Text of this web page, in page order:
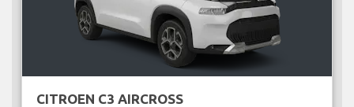
CITROEN C3 AIRCROSS